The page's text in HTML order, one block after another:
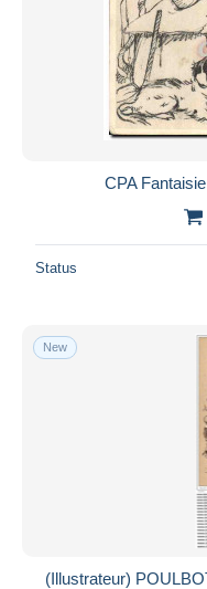
CPA
Status
New
(Illustrateur)